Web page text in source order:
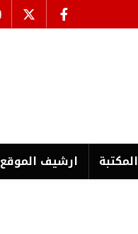
المكتبة ارشیف الموقع